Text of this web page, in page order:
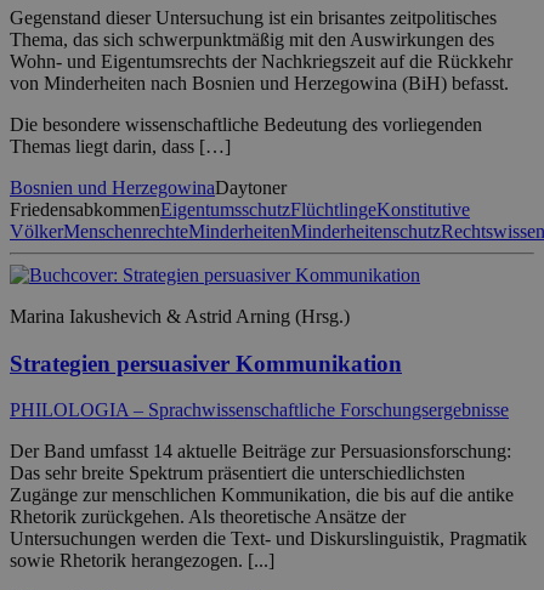
Gegenstand dieser Untersuchung ist ein brisantes zeitpolitisches
Thema, das sich schwerpunktmäßig mit den Auswirkungen des
Wohn- und Eigentumsrechts der Nachkriegszeit auf die Rückkehr
von Minderheiten nach Bosnien und Herzegowina (BiH) befasst.
Die besondere wissenschaftliche Bedeutung des vorliegenden
Themas liegt darin, dass […]
Bosnien und HerzegowinaDaytoner
FriedensabkommenEigentumsschutzFlüchtlingeKonstitutive
VölkerMenschenrechteMinderheitenMinderheitenschutz
Marina Iakushevich & Astrid Arning (Hrsg.)
Strategien persuasiver Kommunikation
PHILOLOGIA – Sprachwissenschaftliche Forschungsergebnisse
Der Band umfasst 14 aktuelle Beiträge zur Persuasionsforschung:
Das sehr breite Spektrum präsentiert die unterschiedlichsten
Zugänge zur menschlichen Kommunikation, die bis auf die antike
Rhetorik zurückgehen. Als theoretische Ansätze der
Untersuchungen werden die Text- und Diskurslinguistik, Pragmatik
sowie Rhetorik herangezogen. [...]